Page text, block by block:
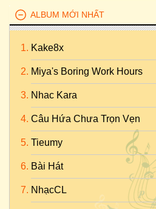
ALBUM MỚI NHẤT
Kake8x
Miya's Boring Work Hours
Nhac Kara
Câu Hứa Chưa Trọn Vẹn
Tieumy
Bài Hát
NhạcCL